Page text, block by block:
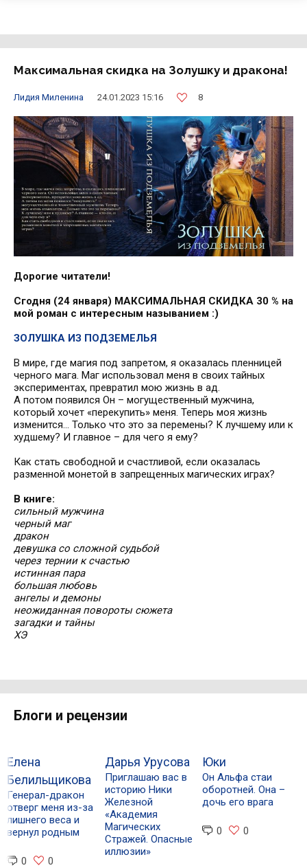
Максимальная скидка на Золушку и дракона!
Лидия Миленина 24.01.2023 15:16 8
Дорогие читатели!
Сгодня (24 января) МАКСИМАЛЬНАЯ СКИДКА 30 % на
мой роман с интересным называнием :)
ЗОЛУШКА ИЗ ПОДЗЕМЕЛЬЯ
В мире, где магия под запретом, я оказалась пленницей
черного мага. Маг использовал меня в своих тайных
экспериментах, превратил мою жизнь в ад.
А потом появился Он – могущественный мужчина,
который хочет «перекупить» меня. Теперь моя жизнь
изменится… Только что это за перемены? К лучшему или к
худшему? И главное – для чего я ему?
Как стать свободной и счастливой, если оказалась
разменной монетой в запрещенных магических играх?
В книге:
сильный мужчина
черный маг
дракон
девушка со сложной судьбой
через тернии к счастью
истинная пара
большая любовь
ангелы и демоны
неожиданная повороты сюжета
загадки и тайны
ХЭ
Блоги и рецензии
Елена
Белильщикова
Генерал-дракон
отверг меня из-за
лишнего веса и
вернул родным
0 0
Дарья Урусова
Приглашаю вас в
историю Ники
Железной
«Академия
Магических
Стражей. Опасные
иллюзии»
Юки
Он Альфа стаи
оборотней. Она –
дочь его врага
0 0